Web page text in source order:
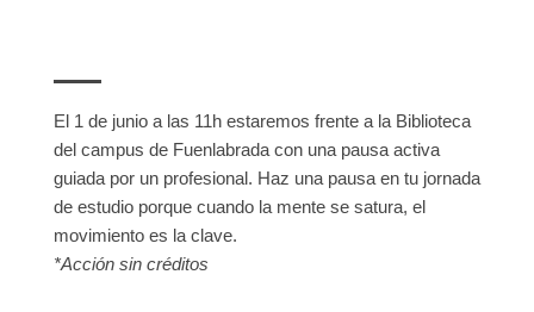
El 1 de junio a las 11h estaremos frente a la Biblioteca
del campus de Fuenlabrada con una pausa activa
guiada por un profesional. Haz una pausa en tu jornada
de estudio porque cuando la mente se satura, el
movimiento es la clave.
*Acción sin créditos